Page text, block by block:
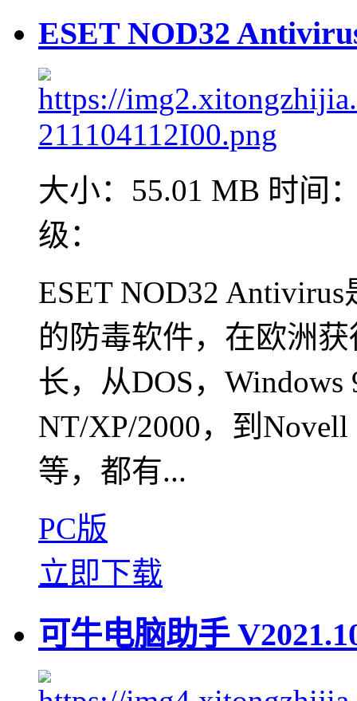
ESET NOD32
大小：55.01 MB 时间
级：
ESET NOD32
的防毒软件，在欧洲
长，从DOS，Windows
NT/XP/2000，到Novell
等，都有...
PC版
立即下载
可牛电脑助手